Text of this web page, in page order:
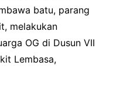
batu, parang
melakukan
OG di Dusun VII
Lembasa,